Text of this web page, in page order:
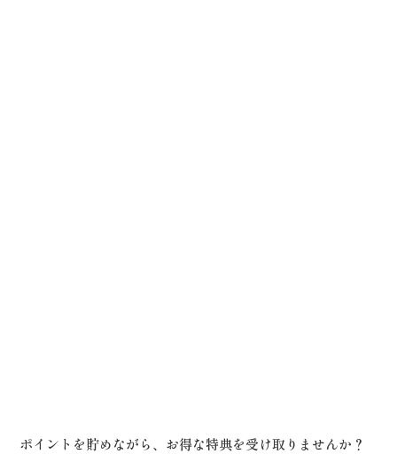
ポイントを貯めながら、お得な特典を受け取りませんか？